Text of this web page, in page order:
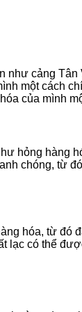
như cảng Tân
một cách
của mình
hỏng hàng
chóng, từ
hóa, từ đó
lạc có thể